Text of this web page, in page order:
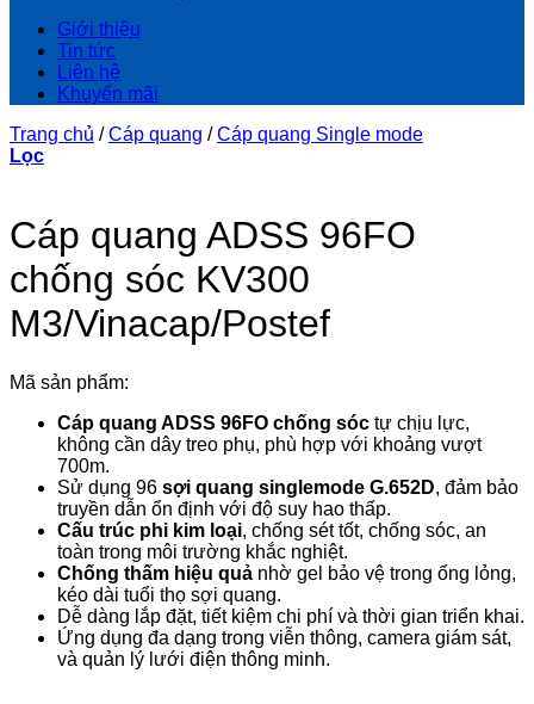
Giới thiệu
Tin tức
Liên hệ
Khuyến mãi
Trang chủ / Cáp quang / Cáp quang Single mode
Lọc
Cáp quang ADSS 96FO
chống sóc KV300
M3/Vinacap/Postef
Mã sản phẩm:
Cáp quang ADSS 96FO chống sóc tự chịu lực,
không cần dây treo phụ, phù hợp với khoảng vượt
700m.
Sử dụng 96 sợi quang singlemode G.652D, đảm bảo
truyền dẫn ổn định với độ suy hao thấp.
Cấu trúc phi kim loại, chống sét tốt, chống sóc, an
toàn trong môi trường khắc nghiệt.
Chống thấm hiệu quả nhờ gel bảo vệ trong ống lỏng,
kéo dài tuổi thọ sợi quang.
Dễ dàng lắp đặt, tiết kiệm chi phí và thời gian triển khai.
Ứng dụng đa dạng trong viễn thông, camera giám sát,
và quản lý lưới điện thông minh.